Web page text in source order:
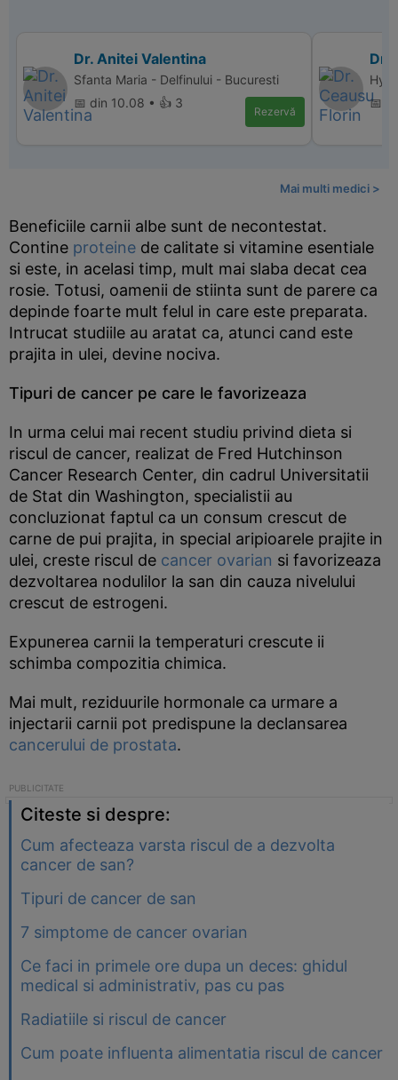
Dr. Anitei Valentina
Sfanta Maria - Delfinului - Bucuresti
📅 din 10.08 • 👍 3
Rezervă
Dr.
📅
Mai multi medici >
Beneficiile carnii albe sunt de necontestat.
Contine proteine de calitate si vitamine esentiale
si este, in acelasi timp, mult mai slaba decat cea
rosie. Totusi, oamenii de stiinta sunt de parere ca
depinde foarte mult felul in care este preparata.
Intrucat studiile au aratat ca, atunci cand este
prajita in ulei, devine nociva.
Tipuri de cancer pe care le favorizeaza
In urma celui mai recent studiu privind dieta si
riscul de cancer, realizat de Fred Hutchinson
Cancer Research Center, din cadrul Universitatii
de Stat din Washington, specialistii au
concluzionat faptul ca un consum crescut de
carne de pui prajita, in special aripioarele prajite in
ulei, creste riscul de cancer ovarian si favorizeaza
dezvoltarea nodulilor la san din cauza nivelului
crescut de estrogeni.
Expunerea carnii la temperaturi crescute ii
schimba compozitia chimica.
Mai mult, reziduurile hormonale ca urmare a
injectarii carnii pot predispune la declansarea
cancerului de prostata.
Citeste si despre:
Cum afecteaza varsta riscul de a dezvolta
cancer de san?
Tipuri de cancer de san
7 simptome de cancer ovarian
Ce faci in primele ore dupa un deces: ghidul
medical si administrativ, pas cu pas
Radiatiile si riscul de cancer
Cum poate influenta alimentatia riscul de cancer